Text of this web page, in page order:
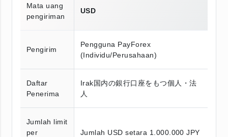
Mata uang
pengiriman
USD
Pengirim
Pengguna PayForex
(Individu/Perusahaan)
Daftar
Penerima
Irak国内の銀行口座をもつ個人・法
人
Jumlah limit
per
Jumlah USD setara 1.000.000 JPY